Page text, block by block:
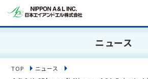
ニュース
TOP
ニュース